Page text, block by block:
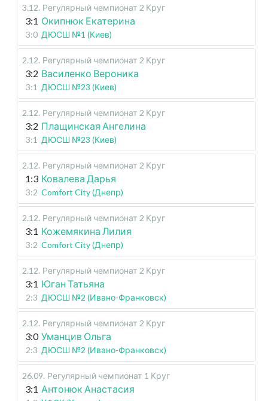
3.12. Регулярный чемпионат 2 Круг
3:1 Окипнюк Екатерина
3:0 ДЮСШ №1 (Киев)
2.12. Регулярный чемпионат 2 Круг
3:2 Василенко Вероника
3:1 ДЮСШ №23 (Киев)
2.12. Регулярный чемпионат 2 Круг
3:2 Плащинская Ангелина
3:1 ДЮСШ №23 (Киев)
2.12. Регулярный чемпионат 2 Круг
1:3 Ковалева Дарья
3:2 Comfort City (Днепр)
2.12. Регулярный чемпионат 2 Круг
3:1 Кожемякина Лилия
3:2 Comfort City (Днепр)
2.12. Регулярный чемпионат 2 Круг
3:1 Юган Татьяна
2:3 ДЮСШ №2 (Ивано-Франковск)
2.12. Регулярный чемпионат 2 Круг
3:0 Уманцив Ольга
2:3 ДЮСШ №2 (Ивано-Франковск)
26.09. Регулярный чемпионат 1 Круг
3:1 Антонюк Анастасия